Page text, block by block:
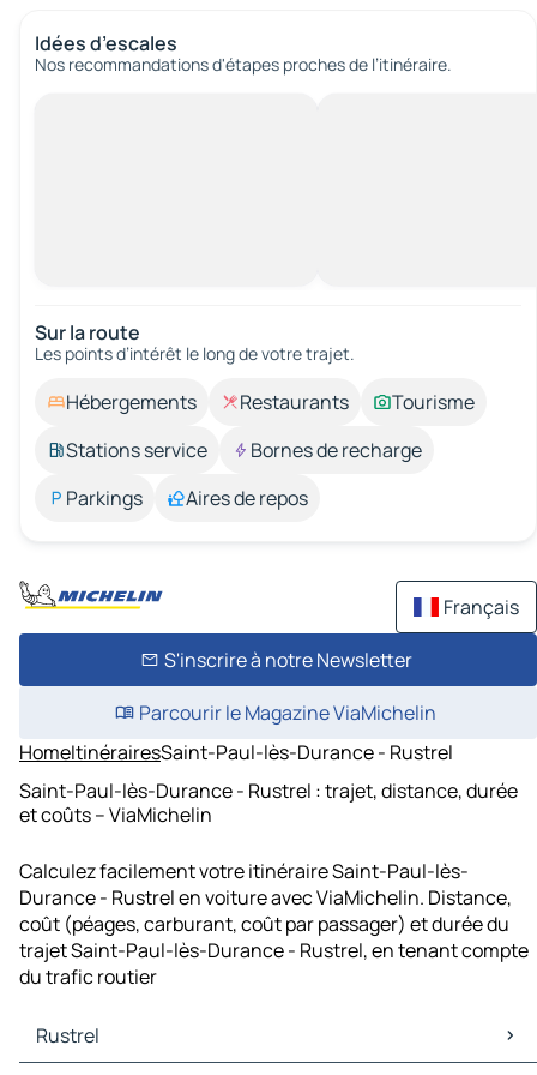
Idées d’escales
Nos recommandations d'étapes proches de l’itinéraire.
Sur la route
Les points d’intérêt le long de votre trajet.
Hébergements Restaurants
Tourisme
Stations service
Bornes de recharge
Parkings
Aires de repos
Français
S'inscrire à notre Newsletter
Parcourir le Magazine ViaMichelin
HomeItinérairesSaint-Paul-lès-Durance - Rustrel
Saint-Paul-lès-Durance - Rustrel : trajet, distance, durée
et coûts – ViaMichelin
Calculez facilement votre itinéraire Saint-Paul-lès-
Durance - Rustrel en voiture avec ViaMichelin. Distance,
coût (péages, carburant, coût par passager) et durée du
trajet Saint-Paul-lès-Durance - Rustrel, en tenant compte
du trafic routier
Rustrel